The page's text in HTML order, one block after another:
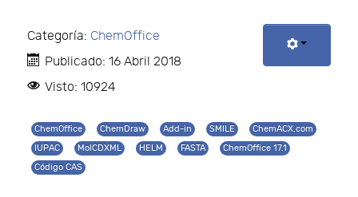
Categoría: ChemOffice
Publicado: 16 Abril 2018
Visto: 10924
ChemOffice ChemDraw Add-in SMILE
ChemACX.com
IUPAC
MolCDXML HELM FASTA
ChemOffice 17.1
Código CAS